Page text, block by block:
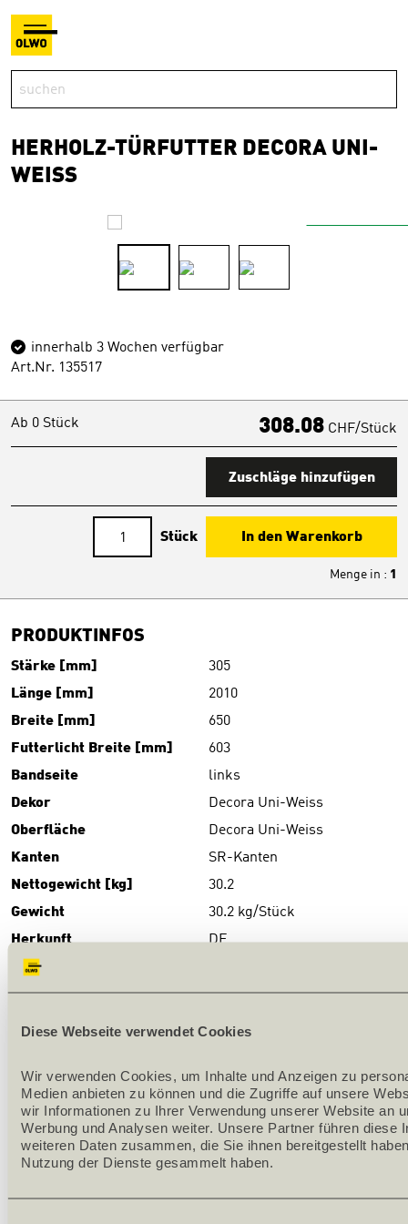
Diese Webseite verwendet Cookies
Wir verwenden Cookies, um Inhalte und Anzeigen zu
Medien anbieten zu können und die Zugriffe auf unsere
wir Informationen zu Ihrer Verwendung unserer Website an
Werbung und Analysen weiter. Unsere Partner führen diese
weiteren Daten zusammen, die Sie ihnen bereitgestellt
Nutzung der Dienste gesammelt haben.
HERHOLZ-TÜRFUTTER DECORA UNI-
WEISS
innerhalb 3 Wochen verfügbar
Art.Nr. 135517
Ab 0 Stück 308.08 CHF/Stück
Zuschläge hinzufügen
Stück In den Warenkorb
Menge in : 1
PRODUKTINFOS
Stärke [mm]
305
Länge [mm]
2010
Breite [mm]
650
Futterlicht Breite [mm]
603
Bandseite
links
Dekor
Decora Uni-Weiss
Oberfläche
Decora Uni-Weiss
Kanten
SR-Kanten
Nettogewicht [kg]
30.2
Gewicht
30.2 kg/Stück
Herkunft
DE
DOWNLOADS
Serienproduktion
Oberfläche: Melamin-CPL-Laminat belegt